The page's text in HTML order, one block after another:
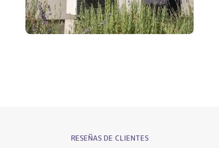
RESEÑAS DE CLIENTES